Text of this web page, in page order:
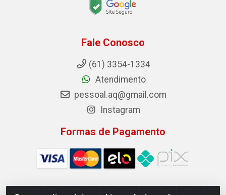
Fale Conosco
(61) 3354-1334
Atendimento
pessoal.aq@gmail.com
Instagram
Formas de Pagamento